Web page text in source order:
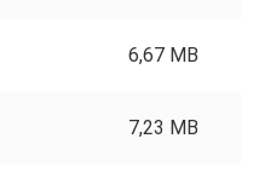
6,67 MB
7,23 MB